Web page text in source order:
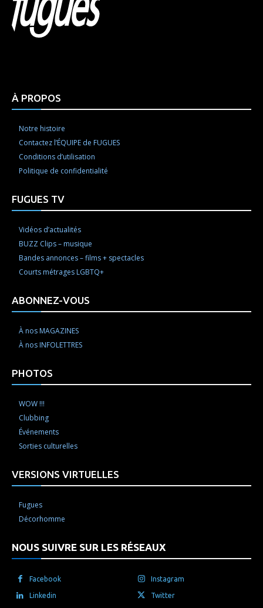
À PROPOS
Notre histoire
Contactez l’ÉQUIPE de FUGUES
Conditions d’utilisation
Politique de confidentialité
FUGUES TV
Vidéos d’actualités
BUZZ Clips – musique
Bandes annonces – films + spectacles
Courts métrages LGBTQ+
ABONNEZ-VOUS
À nos MAGAZINES
À nos INFOLETTRES
PHOTOS
WOW !!!
Clubbing
Événements
Sorties culturelles
VERSIONS VIRTUELLES
Fugues
Décorhomme
NOUS SUIVRE SUR LES RÉSEAUX
Facebook Instagram
Linkedin Twitter